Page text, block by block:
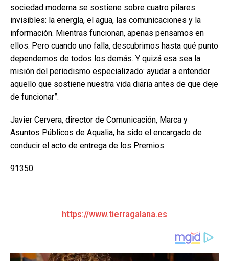
sociedad moderna se sostiene sobre cuatro pilares
invisibles: la energía, el agua, las comunicaciones y la
información. Mientras funcionan, apenas pensamos en
ellos. Pero cuando uno falla, descubrimos hasta qué punto
dependemos de todos los demás. Y quizá esa sea la
misión del periodismo especializado: ayudar a entender
aquello que sostiene nuestra vida diaria antes de que deje
de funcionar”.
Javier Cervera, director de Comunicación, Marca y
Asuntos Públicos de Aqualia, ha sido el encargado de
conducir el acto de entrega de los Premios.
91350
https://www.tierragalana.es